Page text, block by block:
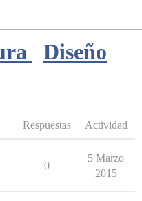
Diseño
Respuestas Actividad
0
5 Marzo
2015